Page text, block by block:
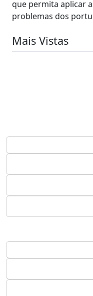
que permita aplicar
problemas dos
Mais Vistas